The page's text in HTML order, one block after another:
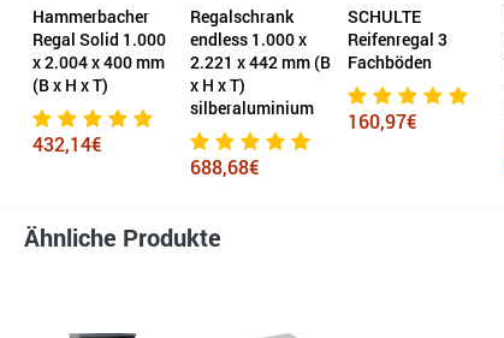
Hammerbacher
Regal Solid 1.000
x 2.004 x 400 mm
(B x H x T)
432,14€
Regalschrank
endless 1.000 x
2.221 x 442 mm (B
x H x T)
silberaluminium
688,68€
SCHULTE
Reifenregal 3
Fachböden
160,97€
Ähnliche Produkte